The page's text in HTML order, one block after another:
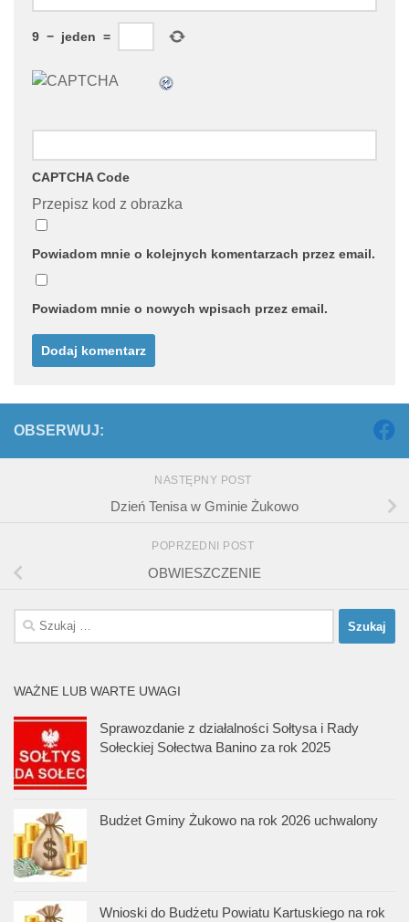
9 − jeden =
CAPTCHA Code
Przepisz kod z obrazka
Powiadom mnie o kolejnych komentarzach przez email.
Powiadom mnie o nowych wpisach przez email.
OBSERWUJ:
NASTĘPNY POST
Dzień Tenisa w Gminie Żukowo
POPRZEDNI POST
OBWIESZCZENIE
Szukaj:
WAŻNE LUB WARTE UWAGI
Sprawozdanie z działalności Sołtysa i Rady
Sołeckiej Sołectwa Banino za rok 2025
Budżet Gminy Żukowo na rok 2026 uchwalony
Wnioski do Budżetu Powiatu Kartuskiego na rok